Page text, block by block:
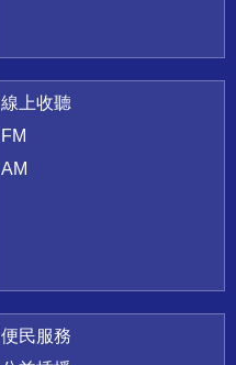
線上收聽
FM
AM
便民服務